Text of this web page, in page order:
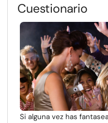
Cuestionario
Si alguna vez has